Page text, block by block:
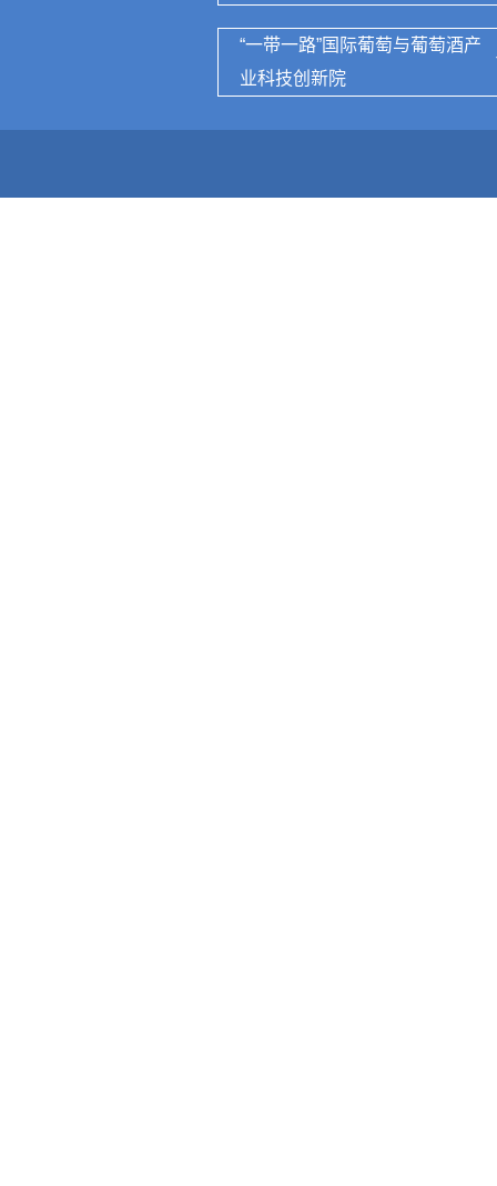
“一带一路”国际葡萄与葡萄酒产
业科技创新院